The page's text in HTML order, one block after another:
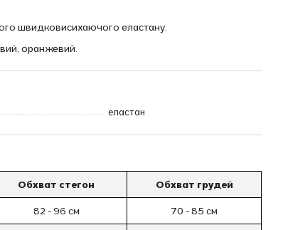
швидковисихаючого еластану.
оранжевий.
еластан
Обхват стегон Обхват грудей
82 - 96 см 70 - 85 см